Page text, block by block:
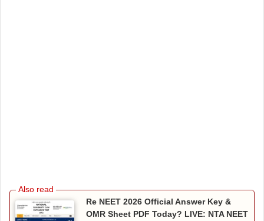
Re NEET 2026 Official Answer Key &
OMR Sheet PDF Today? LIVE: NTA NEET